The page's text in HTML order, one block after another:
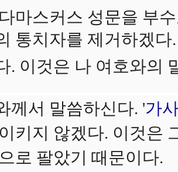
마스커스 성문을 부
통치자를 제거하겠
. 이것은 나 여호와의
께서 말씀하신다. '가
키지 않겠다. 이것은
로 팔았기 때문이다.